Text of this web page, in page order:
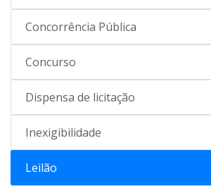
Concorrência Pública
Concurso
Dispensa de licitação
Inexigibilidade
Leilão